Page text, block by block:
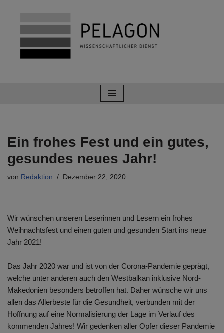
Zum
Inhalt
springen
Ein frohes Fest und ein gutes,
gesundes neues Jahr!
von Redaktion Dezember 22, 2020
Wir wünschen unseren Leserinnen und Lesern ein frohes
Weihnachtsfest und einen guten und gesunden Start ins neue
Jahr 2021!
Das Jahr 2020 war und ist von der Corona-Pandemie geprägt,
welche unter anderen auch den Westbalkan inklusive Nord-
Makedonien besonders betroffen hat. Daher wünsche wir uns
allen das Allerbeste für die Gesundheit, verbunden mit der
Hoffnung auf eine Normalisierung der Lage im Verlauf des
kommenden Jahres! Wir gedenken aller Opfer dieser Pandemie